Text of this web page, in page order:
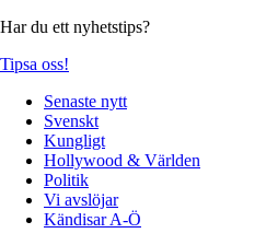
Har du ett nyhetstips?
Tipsa oss!
Senaste nytt
Svenskt
Kungligt
Hollywood & Världen
Politik
Vi avslöjar
Kändisar A-Ö